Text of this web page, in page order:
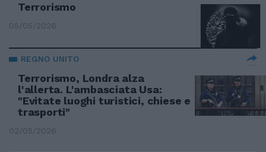
Terrorismo
05/05/2026
REGNO UNITO
Terrorismo, Londra alza
l'allerta. L'ambasciata Usa:
"Evitate luoghi turistici, chiese e
trasporti"
02/05/2026